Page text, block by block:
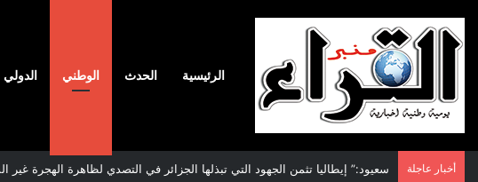
الرئيسية الحدث الوطني الدولي
أخبار عاجلة الاتفاقية الأممية بشأن تغير المناخ :الجزائر تودع مساهمتها الوطنية المحددة لسنة 2026